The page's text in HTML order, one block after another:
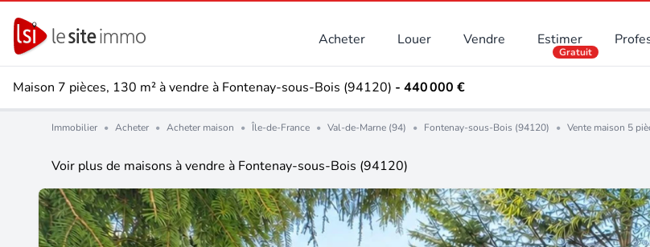
Acheter Louer Vendre Estimer
Gratuit
Maison 7 pièces, 130 m² à vendre à Fontenay-sous-Bois (94120) - 440 000 €
Immobilier • Acheter • Acheter maison • Île-de-France • Val-de-Marne (94) • Fontenay-sous-Bois (94120) • Vente maison 5
Voir plus de maisons à vendre à Fontenay-sous-Bois (94120)